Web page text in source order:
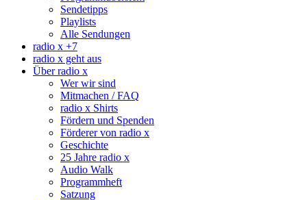
Sendetipps
Playlists
Alle Sendungen
radio x +7
radio x geht aus
Über radio x
Wer wir sind
Mitmachen / FAQ
radio x Shirts
Fördern und Spenden
Förderer von radio x
Geschichte
25 Jahre radio x
Audio Walk
Programmheft
Satzung